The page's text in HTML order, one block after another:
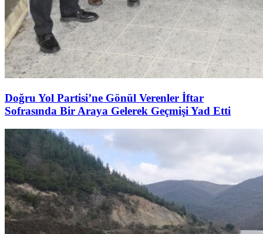
Doğru Yol Partisi’ne Gönül Verenler İftar
Sofrasında Bir Araya Gelerek Geçmişi Yad Etti